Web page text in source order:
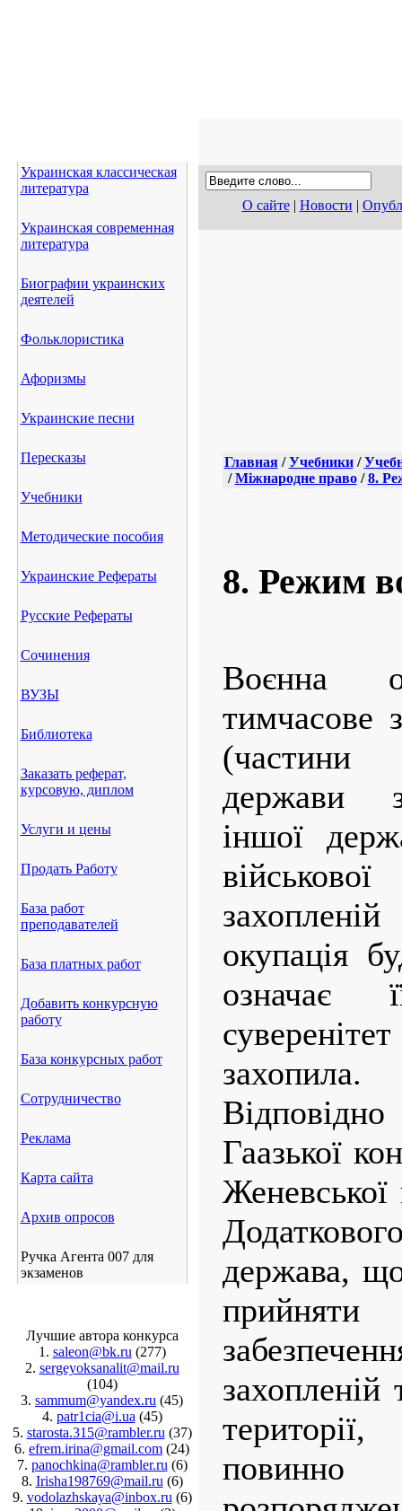
Украинская классическая
литература
Украинская современная
литература
Биографии украинских
деятелей
Фольклористика
Афоризмы
Украинские песни
Пересказы
Учебники
Методические пособия
Украинские Рефераты
Русские Рефераты
Сочинения
ВУЗЫ
Библиотека
Заказать реферат,
курсовую, диплом
Услуги и цены
Продать Работу
База работ
преподавателей
База платных работ
Добавить конкурсную
работу
База конкурсных работ
Сотрудничество
Реклама
Карта сайта
Архив опросов
Ручка Агента 007 для
экзаменов
Лучшие автора конкурса
1. saleon@bk.ru (277)
2. sergeyoksanalit@mail.ru
(104)
3. sammum@yandex.ru (45)
4. patr1cia@i.ua (45)
5. starosta.315@rambler.ru (37)
6. efrem.irina@gmail.com (24)
7. panochkina@rambler.ru (6)
8. Irisha198769@mail.ru (6)
9. vodolazhskaya@inbox.ru (6)
О сайте| Новости |
Главная/Учебники/
/Міжнародне право/8.
8. Режим
Воєнна
тимчасове
(частини
держави
іншої
окупація
означає
захопила.
Гаазької
Женевської
держава,
прийняти
захопленій
повинно